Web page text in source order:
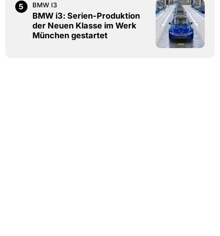
5 BMW I3
BMW i3: Serien-Produktion
der Neuen Klasse im Werk
München gestartet